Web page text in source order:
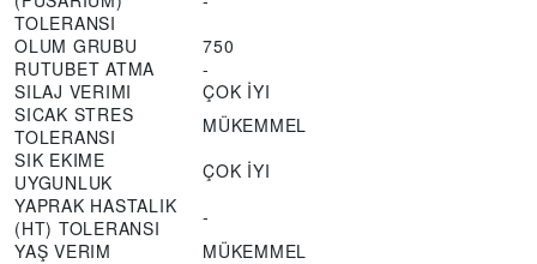
TOLERANSI
OLUM GRUBU
750
RUTUBET ATMA
-
SILAJ VERIMI
ÇOK İYI
SICAK STRES
TOLERANSI
MÜKEMMEL
SIK EKIME
UYGUNLUK
ÇOK İYI
YAPRAK HASTALIK
(HT) TOLERANSI
-
YAŞ VERIM
MÜKEMMEL